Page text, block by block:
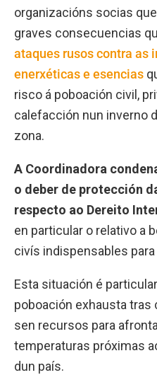
organizacións socias
graves consecuencias
ataques rusos contra as
enerxéticas e esencias
risco á poboación civil,
calefacción nun inverno
zona.
A Coordinadora
o deber de protección
respecto ao Dereito
en particular o relativo a
civís indispensables para
Esta situación é
poboación exhausta tras
sen recursos para
temperaturas próximas
dun país.